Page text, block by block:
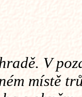
V
místě